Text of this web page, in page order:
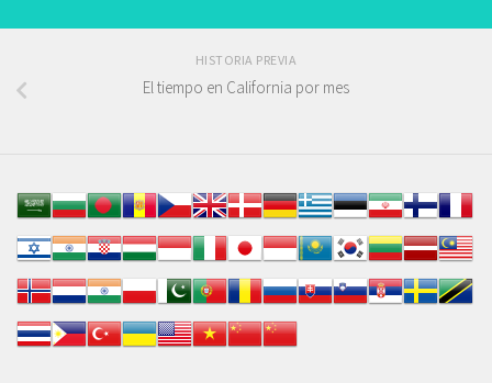
HISTORIA PREVIA
El tiempo en California por mes